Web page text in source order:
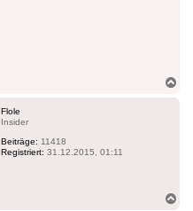
Flole
Insider
Beiträge: 11418
Registriert: 31.12.2015, 01:11